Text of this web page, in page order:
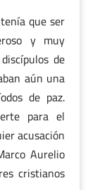
que ser
y muy
de
aún una
de paz.
para el
acusación
Aurelio
cristianos